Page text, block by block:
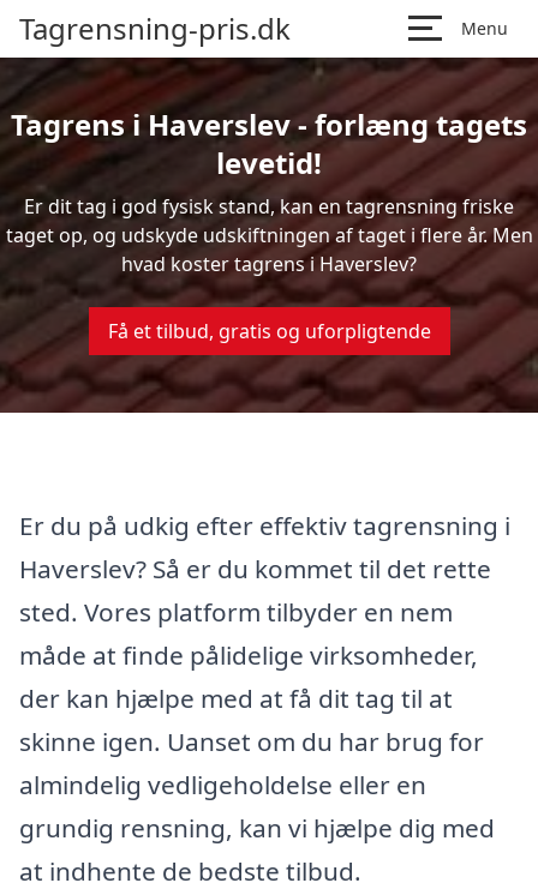
Tagrensning-pris.dk Menu
Tagrens i Haverslev - forlæng tagets
levetid!
Er dit tag i god fysisk stand, kan en tagrensning friske
taget op, og udskyde udskiftningen af taget i flere år. Men
hvad koster tagrens i Haverslev?
Få et tilbud, gratis og uforpligtende
Er du på udkig efter effektiv tagrensning i
Haverslev? Så er du kommet til det rette
sted. Vores platform tilbyder en nem
måde at finde pålidelige virksomheder,
der kan hjælpe med at få dit tag til at
skinne igen. Uanset om du har brug for
almindelig vedligeholdelse eller en
grundig rensning, kan vi hjælpe dig med
at indhente de bedste tilbud.